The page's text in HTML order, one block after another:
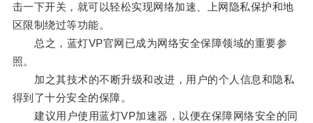
击一下开关，就可以轻松实现网络加速、上网隐私保护和地
区限制绕过等功能。
总之，蓝灯VP官网已成为网络安全保障领域的重要参
照。
加之其技术的不断升级和改进，用户的个人信息和隐私
得到了十分安全的保障。
建议用户使用蓝灯VP加速器，以便在保障网络安全的同